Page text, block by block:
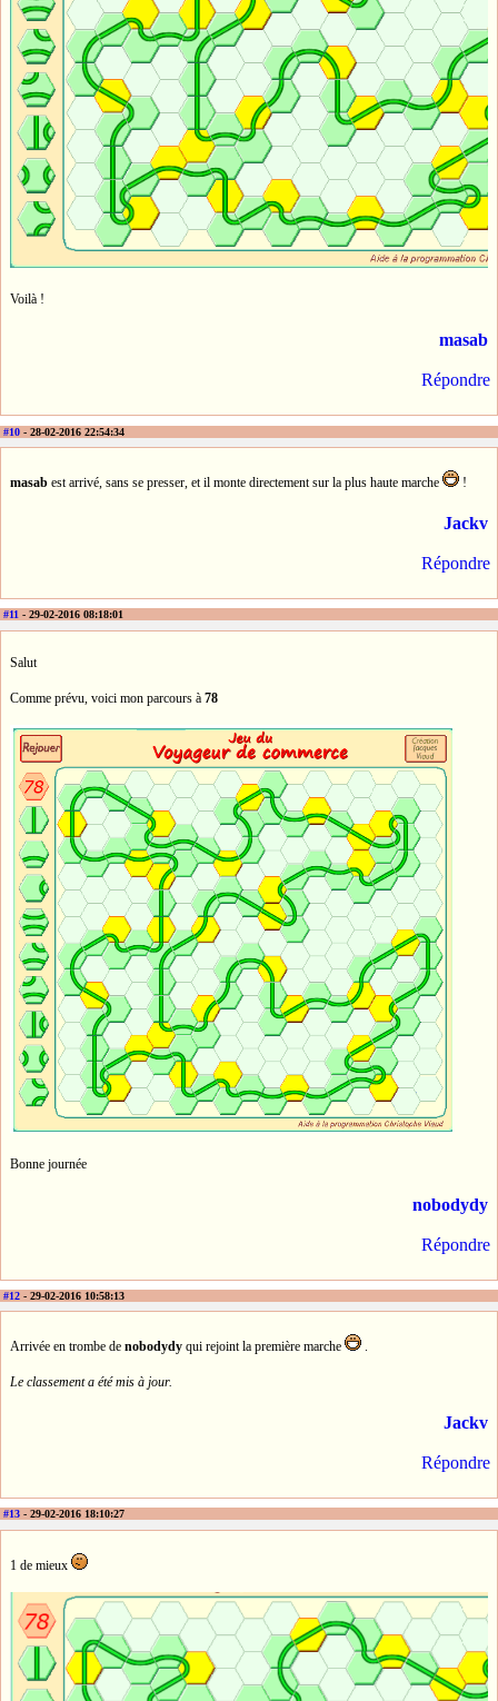
Voilà !
masab
Répondre
#10 - 28-02-2016 22:54:34
masab est arrivé, sans se presser, et il monte directement sur la plus haute marche !
Jackv
Répondre
#11 - 29-02-2016 08:18:01
Salut
Comme prévu, voici mon parcours à 78
Bonne journée
nobodydy
Répondre
#12 - 29-02-2016 10:58:13
Arrivée en trombe de nobodydy qui rejoint la première marche .
Le classement a été mis à jour.
Jackv
Répondre
#13 - 29-02-2016 18:10:27
1 de mieux